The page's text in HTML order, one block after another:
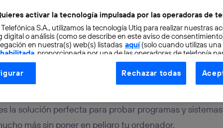
máquina virtual con
la solución perfecta para probar programas y
más sin poner en peligro tu ordenador.
activar la tecnología impulsada por las operadoras de
S.A., utilizamos la tecnología Utiq para realizar nuestras
digital o análisis (como se describe en este aviso de
en nuestra(s) web(s) listadas aquí(solo cuando utilizas una
, proporcionada por una de las operadoras de telefonía
consentimiento en cada página web).
Utiq está diseñada con la privacidad como prioridad
tu dirección IP y otra información de la cuenta de cliente de
a la conexión que utilizas (p. ej., número de teléfono móvil).
Rechazar todas